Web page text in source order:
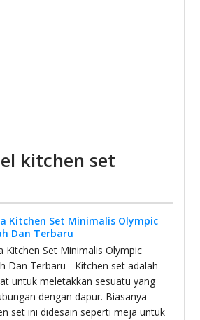
kitchen set
Kitchen Set Minimalis Olympic
Dan Terbaru
Kitchen Set Minimalis Olympic
Dan Terbaru - Kitchen set adalah
untuk meletakkan sesuatu yang
dengan dapur. Biasanya
set ini didesain seperti meja untuk